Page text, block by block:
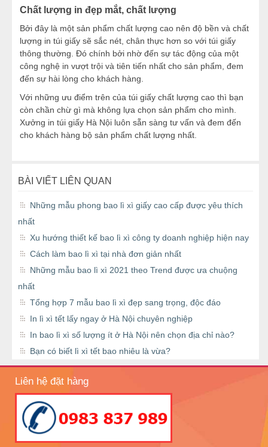
Chất lượng in đẹp mắt, chất lượng
Bởi đây là một sản phẩm chất lượng cao nên độ bền và chất
lượng in túi giấy sẽ sắc nét, chân thực hơn so với túi giấy
thông thường. Đó chính bởi nhờ đến sự tác động của một
công nghệ in vượt trội và tiên tiến nhất cho sản phẩm, đem
đến sự hài lòng cho khách hàng.
Với những ưu điểm trên của túi giấy chất lượng cao thì bạn
còn chần chừ gì mà không lựa chọn sản phẩm cho mình.
Xưởng in túi giấy Hà Nội luôn sẵn sàng tư vấn và đem đến
cho khách hàng bộ sản phẩm chất lượng nhất.
BÀI VIẾT LIÊN QUAN
Những mẫu phong bao lì xì giấy cao cấp được yêu thích
nhất
Xu hướng thiết kế bao lì xì công ty doanh nghiệp hiện nay
Cách làm bao lì xì tại nhà đơn giản nhất
Những mẫu bao lì xì 2021 theo Trend được ưa chuộng
nhất
Tổng hợp 7 mẫu bao lì xì đẹp sang trọng, độc đáo
In lì xì tết lấy ngay ở Hà Nội chuyên nghiệp
In bao lì xì số lượng ít ở Hà Nội nên chọn địa chỉ nào?
Bạn có biết lì xì tết bao nhiêu là vừa?
Liên hệ đặt hàng